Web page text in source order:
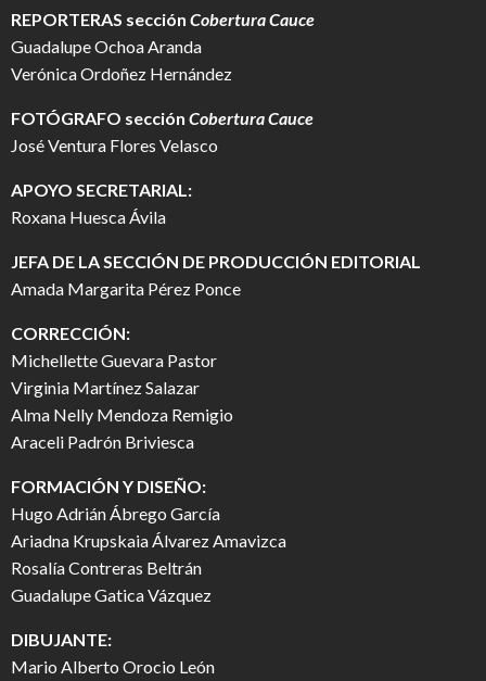
REPORTERAS sección Cobertura Cauce
Guadalupe Ochoa Aranda
Verónica Ordoñez Hernández
FOTÓGRAFO sección Cobertura Cauce
José Ventura Flores Velasco
APOYO SECRETARIAL:
Roxana Huesca Ávila
JEFA DE LA SECCIÓN DE PRODUCCIÓN EDITORIAL
Amada Margarita Pérez Ponce
CORRECCIÓN:
Michellette Guevara Pastor
Virginia Martínez Salazar
Alma Nelly Mendoza Remigio
Araceli Padrón Briviesca
FORMACIÓN Y DISEÑO:
Hugo Adrián Ábrego García
Ariadna Krupskaia Álvarez Amavizca
Rosalía Contreras Beltrán
Guadalupe Gatica Vázquez
DIBUJANTE:
Mario Alberto Orocio León